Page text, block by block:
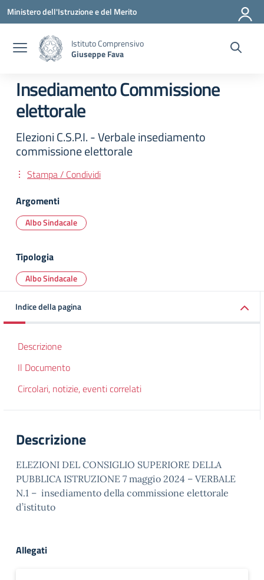
Vai ai contenuti
Vai al menu di navigazione
Vai al footer
Ministero dell'Istruzione e del Merito
Istituto Comprensivo
Giuseppe Fava
Insediamento Commissione
elettorale
Elezioni C.S.P.I. - Verbale insediamento
commissione elettorale
Stampa / Condividi
Argomenti
Albo Sindacale
Tipologia
Albo Sindacale
Indice della pagina
Descrizione
Il Documento
Circolari, notizie, eventi correlati
Descrizione
ELEZIONI DEL CONSIGLIO SUPERIORE DELLA
PUBBLICA ISTRUZIONE 7 maggio 2024 – VERBALE
N.1 – insediamento della commissione elettorale
d’istituto
Allegati